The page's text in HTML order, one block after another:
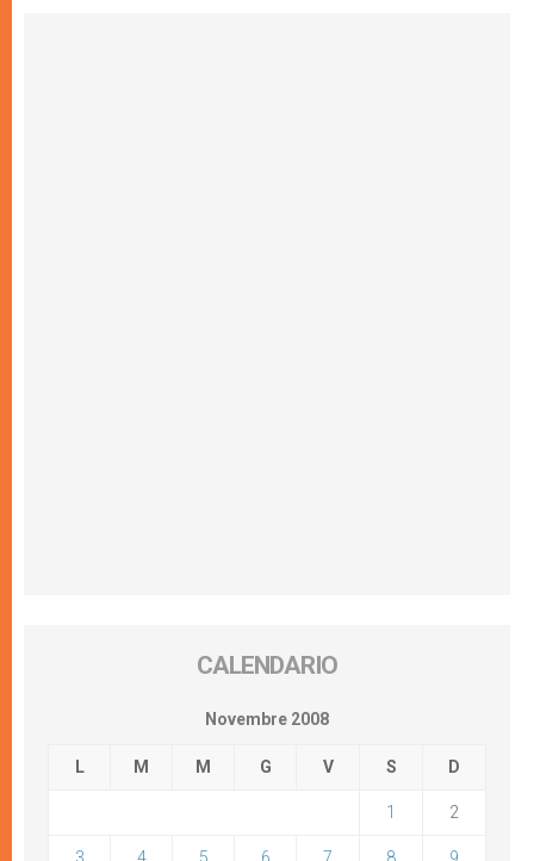
CALENDARIO
Novembre 2008
L M M G V S D
1 2